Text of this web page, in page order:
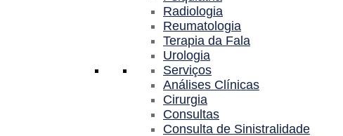
Radiologia
Reumatologia
Terapia da Fala
Urologia
Serviços
Análises Clínicas
Cirurgia
Consultas
Consulta de Sinistralidade